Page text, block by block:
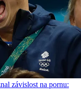
závislost na pornu: